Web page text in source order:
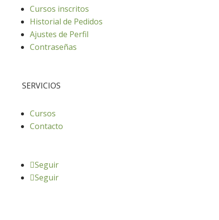
Cursos inscritos
Historial de Pedidos
Ajustes de Perfil
Contraseñas
SERVICIOS
Cursos
Contacto
Seguir
Seguir